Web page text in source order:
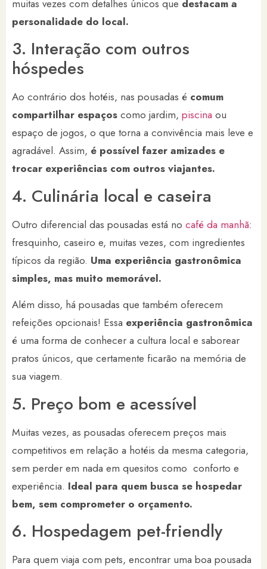
muitas vezes com detalhes únicos que destacam a
personalidade do local.
3. Interação com outros
hóspedes
Ao contrário dos hotéis, nas pousadas é comum
compartilhar espaços como jardim, piscina ou
espaço de jogos, o que torna a convivência mais leve e
agradável. Assim, é possível fazer amizades e
trocar experiências com outros viajantes.
4. Culinária local e caseira
Outro diferencial das pousadas está no café da manhã:
fresquinho, caseiro e, muitas vezes, com ingredientes
típicos da região. Uma experiência gastronômica
simples, mas muito memorável.
Além disso, há pousadas que também oferecem
refeições opcionais! Essa experiência gastronômica
é uma forma de conhecer a cultura local e saborear
pratos únicos, que certamente ficarão na memória de
sua viagem.
5. Preço bom e acessível
Muitas vezes, as pousadas oferecem preços mais
competitivos em relação a hotéis da mesma categoria,
sem perder em nada em quesitos como conforto e
experiência. Ideal para quem busca se hospedar
bem, sem comprometer o orçamento.
6. Hospedagem pet-friendly
Para quem viaja com pets, encontrar uma boa pousada